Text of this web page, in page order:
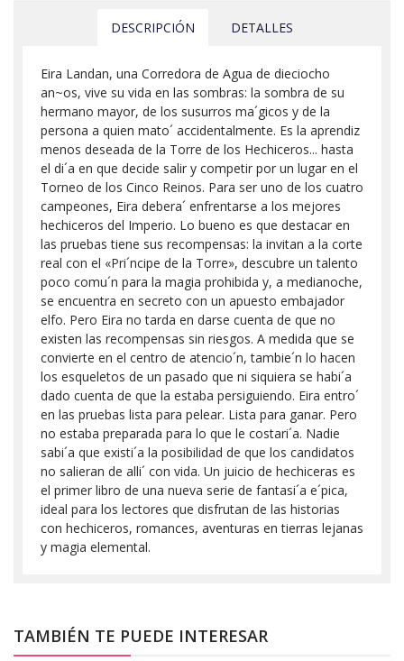
DESCRIPCIÓN DETALLES
Eira Landan, una Corredora de Agua de dieciocho
an~os, vive su vida en las sombras: la sombra de su
hermano mayor, de los susurros ma´gicos y de la
persona a quien mato´ accidentalmente. Es la aprendiz
menos deseada de la Torre de los Hechiceros... hasta
el di´a en que decide salir y competir por un lugar en el
Torneo de los Cinco Reinos. Para ser uno de los cuatro
campeones, Eira debera´ enfrentarse a los mejores
hechiceros del Imperio. Lo bueno es que destacar en
las pruebas tiene sus recompensas: la invitan a la corte
real con el «Pri´ncipe de la Torre», descubre un talento
poco comu´n para la magia prohibida y, a medianoche,
se encuentra en secreto con un apuesto embajador
elfo. Pero Eira no tarda en darse cuenta de que no
existen las recompensas sin riesgos. A medida que se
convierte en el centro de atencio´n, tambie´n lo hacen
los esqueletos de un pasado que ni siquiera se habi´a
dado cuenta de que la estaba persiguiendo. Eira entro´
en las pruebas lista para pelear. Lista para ganar. Pero
no estaba preparada para lo que le costari´a. Nadie
sabi´a que existi´a la posibilidad de que los candidatos
no salieran de alli´ con vida. Un juicio de hechiceras es
el primer libro de una nueva serie de fantasi´a e´pica,
ideal para los lectores que disfrutan de las historias
con hechiceros, romances, aventuras en tierras lejanas
y magia elemental.
TAMBIÉN TE PUEDE INTERESAR